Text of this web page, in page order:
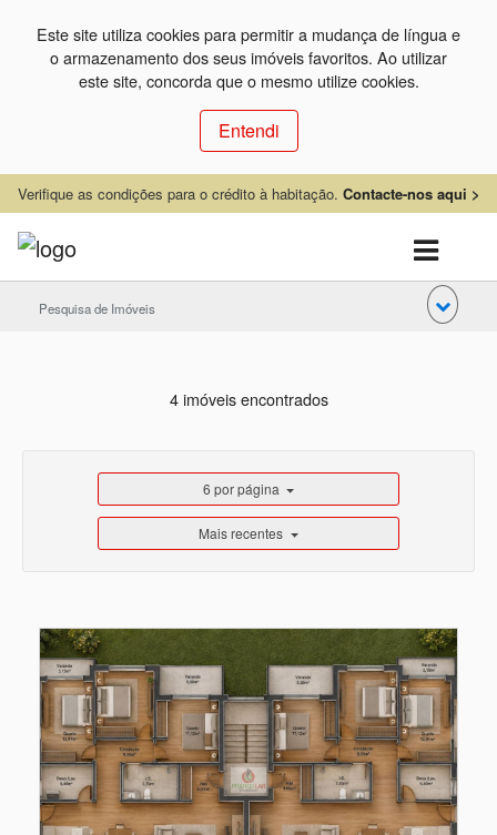
Este site utiliza cookies para permitir a mudança de língua e
o armazenamento dos seus imóveis favoritos. Ao utilizar
este site, concorda que o mesmo utilize cookies.
Entendi
Verifique as condições para o crédito à habitação. Contacte-nos aqui >
Pesquisa de Imóveis
4 imóveis encontrados
6 por página
Mais recentes